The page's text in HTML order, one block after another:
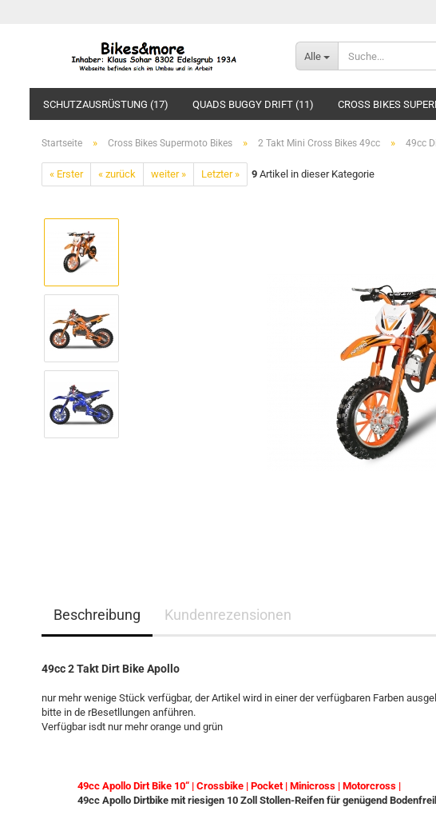
Alle
SCHUTZAUSRÜSTUNG (17) QUADS BUGGY DRIFT (11) CROSS BIKES
Startseite » Cross Bikes Supermoto Bikes » 2 Takt Mini Cross Bikes 49cc » 49cc
« Erster « zurück weiter » Letzter » 9 Artikel in dieser Kategorie
Beschreibung Kundenrezensionen
49cc 2 Takt Dirt Bike Apollo
nur mehr wenige Stück verfügbar, der Artikel wird in einer der verfügbaren Farben
bitte in de rBesetllungen anführen.
Verfügbar isdt nur mehr orange und grün
49cc Apollo Dirt Bike 10“ | Crossbike | Pocket | Minicross | Motorcross |
49cc Apollo Dirtbike mit riesigen 10 Zoll Stollen-Reifen für genügend